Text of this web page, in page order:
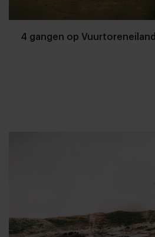
4 gangen op Vuurtoreneiland